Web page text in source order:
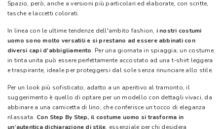
Spazio, però, anche a versioni più particolari ed elaborate, con scritte,
tasche e laccetti colorati.
In linea con le ultime tendenze dell'ambito fashion, i nostri costumi
uomo sono molto versatili e si prestano ad essere abbinati con
diversi capi d'abbigliamento. Per una giornata in spiaggia, un costume
in tinta unita può essere perfettamente accostato ad una t-shirt leggera
e traspirante, ideale per proteggersi dal sole senza rinunciare allo stile.
Per un look più sofisticato, adatto a un aperitivo al tramonto, il
suggerimento è quello di optare per un modello con dettagli vivaci, da
abbinare a una camicetta di lino, che conferisce un tocco di eleganza
rilassata. Con Step By Step, il costume uomo si trasforma in
un’autentica dichiarazione di stile, essenziale per chi desidera